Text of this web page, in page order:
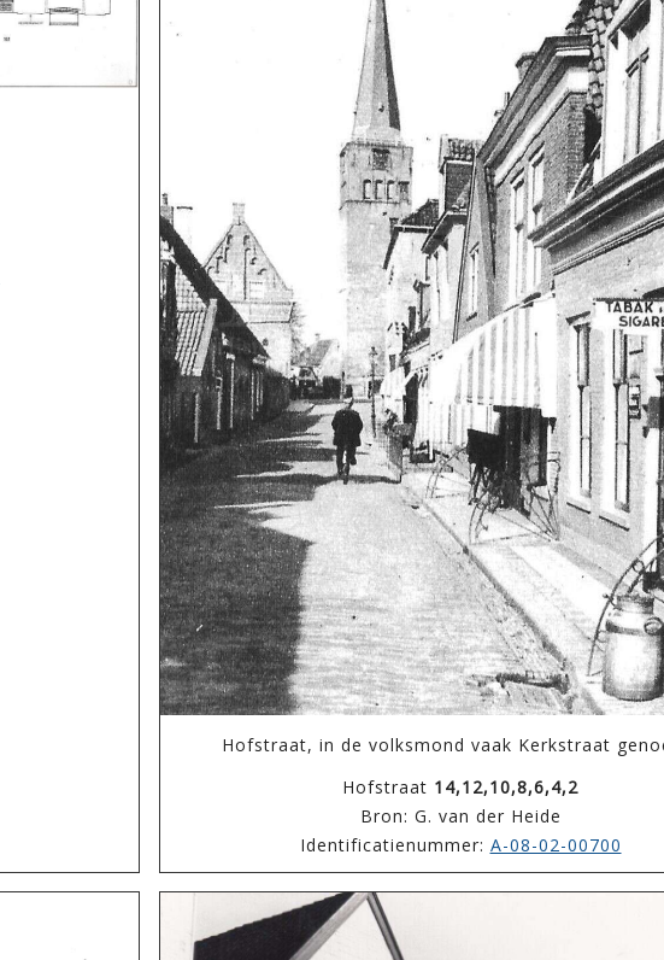
Hofstraat, in de volksmond vaak Kerkstraat
Hofstraat 14,12,10,8,6,4,2
Bron: G. van der Heide
Identificatienummer: A-08-02-00700